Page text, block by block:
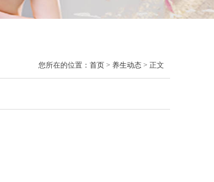
您所在的位置： 首页 > 养生动态 > 正文